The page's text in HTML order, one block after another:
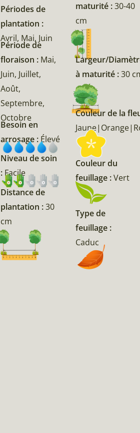
Périodes de
plantation :
Avril, Mai, Juin
Période de
floraison : Mai,
Juin, Juillet,
Août,
Septembre,
Octobre
Besoin en
arrosage :Élevé
Niveau de soin
: Facile
Distance de
plantation :30
cm
maturité :30-40
cm
Largeur/
à maturité :30
Couleur de la
Couleur du
feuillage :Vert
Type de
feuillage :
Caduc